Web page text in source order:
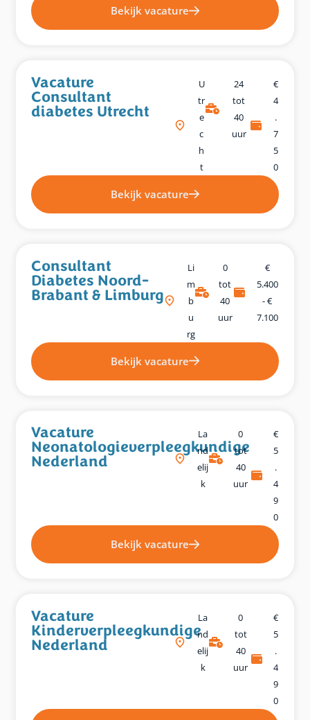
Bekijk vacature
Vacature
Consultant
diabetes Utrecht
U
Tr
E
C
H
T
24
tot
40
uur
€
4
.
7
5
0
Bekijk vacature
Consultant
Diabetes Noord-
Brabant & Limburg
Li
M
B
U
Rg
0
tot
40
uur
€
5.400
- €
7.100
Bekijk vacature
Vacature
Neonatologieverpleegkundige
Nederland
La
Nd
Elij
K
0
tot
40
uur
€
5
.
4
9
0
Bekijk vacature
Vacature
Kinderverpleegkundige
Nederland
La
Nd
Elij
K
0
tot
40
uur
€
5
.
4
9
0